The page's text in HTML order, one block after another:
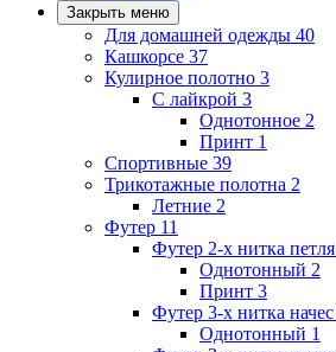
Закрыть меню
Для домашней одежды 40
Кашкорсе 37
Кулирное полотно 3
С лайкрой 3
Однотонное 2
Принт 1
Спортивные 39
Трикотажные полотна 2
Летние 2
Футер 11
Футер 2-х нитка петля
Однотонный 2
Принт 3
Футер 3-х нитка начес
Однотонный 1